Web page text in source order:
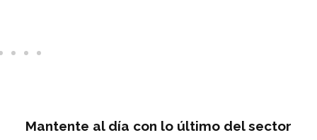
Mantente al día con lo último del sector